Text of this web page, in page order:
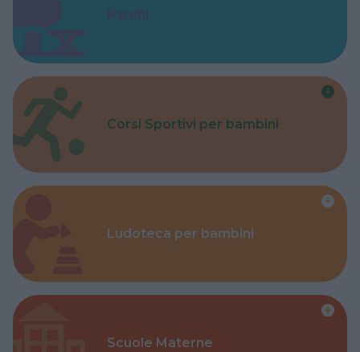
Parchi
Corsi Sportivi per bambini
Ludoteca per bambini
Scuole Materne